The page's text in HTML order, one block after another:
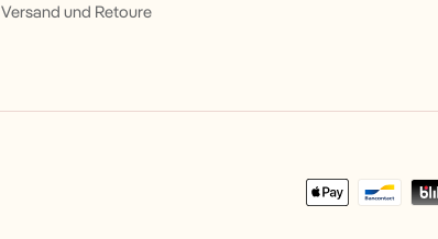
Versand und Retoure